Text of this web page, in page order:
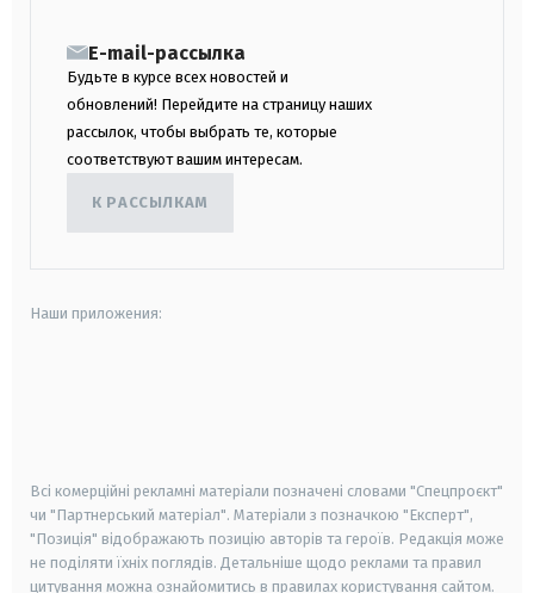
E-mail-рассылка
Будьте в курсе всех новостей и
обновлений! Перейдите на страницу наших
рассылок, чтобы выбрать те, которые
соответствуют вашим интересам.
К РАССЫЛКАМ
Наши приложения:
Всі комерційні рекламні матеріали позначені словами "Спецпроєкт"
чи "Партнерський матеріал". Матеріали з позначкою "Експерт",
"Позиція" відображають позицію авторів та героїв. Редакція може
не поділяти їхніх поглядів. Детальніше щодо реклами та правил
цитування можна ознайомитись в правилах користування сайтом.